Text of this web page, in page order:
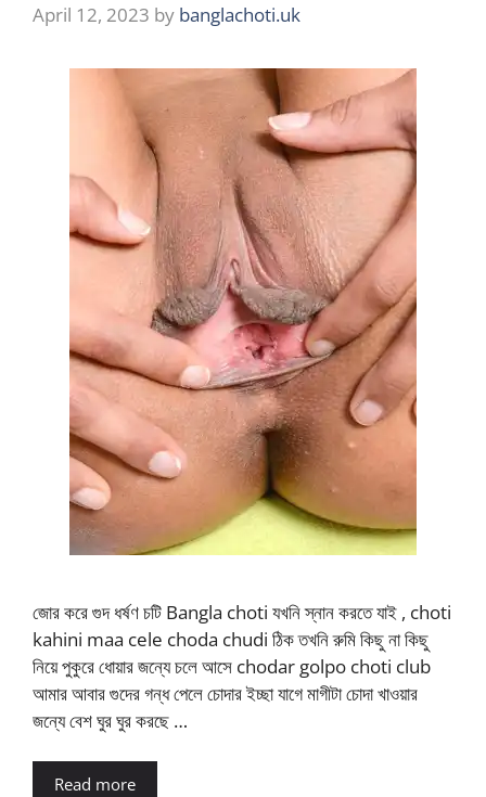
April 12, 2023 by banglachoti.uk
জোর করে গুদ ধর্ষণ চটি Bangla choti যখনি স্নান করতে যাই , choti
kahini maa cele choda chudi ঠিক তখনি রুমি কিছু না কিছু
নিয়ে পুকুরে ধোয়ার জন্যে চলে আসে chodar golpo choti club
আমার আবার গুদের গন্ধ পেলে চোদার ইচ্ছা যাগে মাগীটা চোদা খাওয়ার
জন্যে বেশ ঘুর ঘুর করছে …
Read more